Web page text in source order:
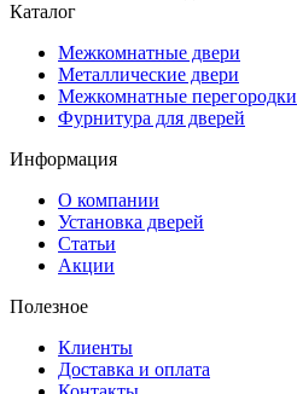
Каталог
Межкомнатные двери
Металлические двери
Межкомнатные перегородки
Фурнитура для дверей
Информация
О компании
Установка дверей
Статьи
Акции
Полезное
Клиенты
Доставка и оплата